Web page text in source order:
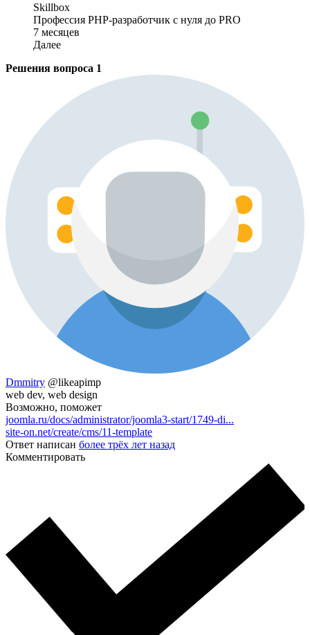
Skillbox
Профессия PHP-разработчик с нуля до PRO
7 месяцев
Далее
Решения вопроса 1
Dmmitry @likeapimp
web dev, web design
Возможно, поможет
joomla.ru/docs/administrator/joomla3-start/1749-di...
site-on.net/create/cms/11-template
Ответ написан более трёх лет назад
Комментировать